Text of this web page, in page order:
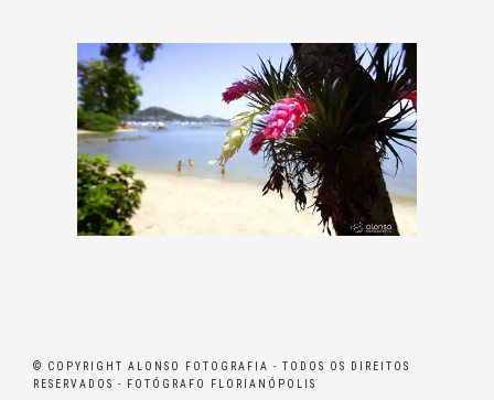
© COPYRIGHT ALONSO FOTOGRAFIA - TODOS OS DIREITOS
RESERVADOS - FOTÓGRAFO FLORIANÓPOLIS